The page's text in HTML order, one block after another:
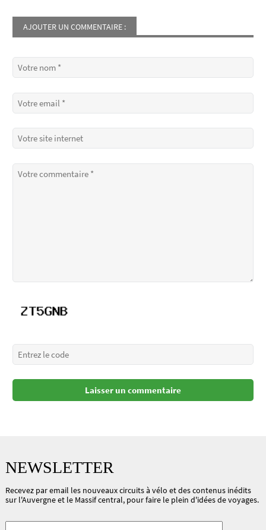
AJOUTER UN COMMENTAIRE :
NEWSLETTER
Recevez par email les nouveaux circuits à vélo et des contenus inédits
sur l'Auvergne et le Massif central, pour faire le plein d'idées de voyages.